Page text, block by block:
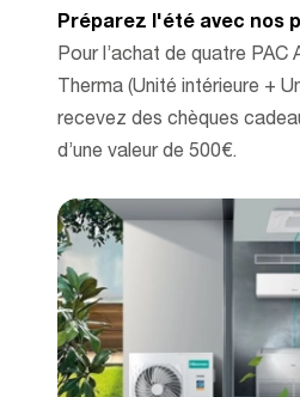
Préparez l'été avec nos
Pour l’achat de quatre PAC
Therma (Unité intérieure +
recevez des chèques
d’une valeur de 500€.